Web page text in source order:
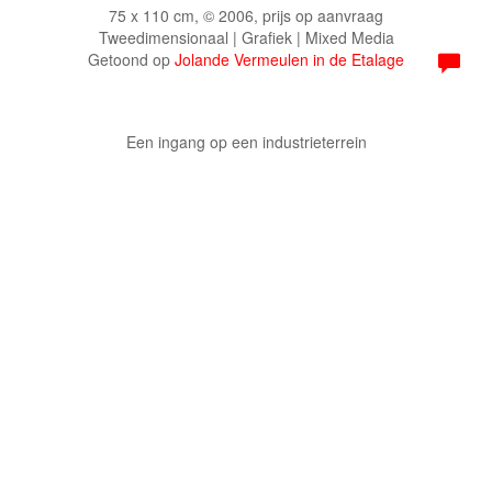
75 x 110 cm, © 2006, prijs op aanvraag
Tweedimensionaal | Grafiek | Mixed Media
Getoond op Jolande Vermeulen in de Etalage
Een ingang op een industrieterrein